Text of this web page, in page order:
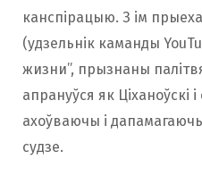
канспірацыю. З ім
(удзельнік каманды
жизни”, прызнаны
апрануўся як Ціханоўскі
ахоўваючы і
судзе.